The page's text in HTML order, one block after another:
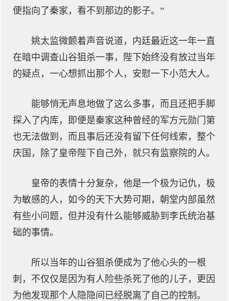
便指向了秦家，看不到那边的影子。”
姚太监微颤着声音说道，内廷最近这一年一直
在暗中调查山谷狙杀一事，陛下始终没有放过当年
的疑点，一心想抓出那个人，安慰一下小范大人。
能够悄无声息地做了这么多事，而且还把手脚
探入了内库，即便是秦家这种曾经的军方元勋门第
也无法做到，而且事后还没有留下任何线索，整个
庆国，除了皇帝陛下自己外，就只有监察院的人。
皇帝的表情十分复杂，他是一个极为记仇，极
为敏感的人，如今的天下大势可期，朝堂内部虽然
有些小问题，但并没有什么能够威胁到李氏统治基
础的事情。
所以当年的山谷狙杀便成为了他心头的一根
刺，不仅仅是因为有人险些杀死了他的儿子，更因
为他发现那个人隐隐间已经脱离了自己的控制。